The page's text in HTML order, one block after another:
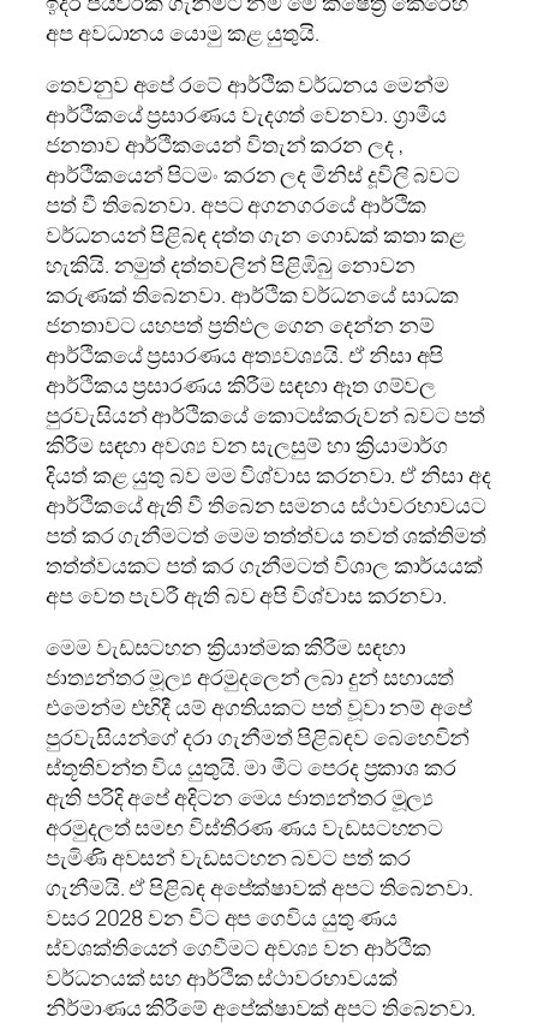
අප අවධානය යොමු කළ යුතුයි.
තෙවනුව අපේ රටේ ආර්ථික වර්ධනය මෙන්ම
ආර්ථිකයේ ප්‍රසාරණය වැදගත් වෙනවා. ග්‍රාමීය
ජනතාව ආර්ථිකයෙන් විතැන් කරන ලද ,
ආර්ථිකයෙන් පිටමං කරන ලද මිනිස් දූවිලි බවට
පත් වී තිබෙනවා. අපට අගනගරයේ ආර්ථික
වර්ධනයන් පිළිබඳ දත්ත ගැන ගොඩක් කතා කළ
හැකියි. නමුත් දත්තවලින් පිළිඹිබු නොවන
කරුණක් තිබෙනවා. ආර්ථික වර්ධනයේ සාධක
ජනතාවට යහපත් ප්‍රතිඵල ගෙන දෙන්න නම්
ආර්ථිකයේ ප්‍රසාරණය අත්‍යවශ්‍යයි. ඒ නිසා අපි
ආර්ථිකය ප්‍රසාරණය කිරීම සඳහා ඈත ගම්වල
පුරවැසියන් ආර්ථිකයේ කොටස්කරුවන් බවට පත්
කිරීම සඳහා අවශ්‍ය වන සැලසුම් හා ක්‍රියාමාර්ග
දියත් කළ යුතු බව මම විශ්වාස කරනවා. ඒ නිසා අද
ආර්ථිකයේ ඇති වී තිබෙන සමනය ස්ථාවරභාවයට
පත් කර ගැනීමටත් මෙම තත්ත්වය තවත් ශක්තිමත්
තත්ත්වයකට පත් කර ගැනීමටත් විශාල කාර්යයක්
අප වෙත පැවරී ඇති බව අපි විශ්වාස කරනවා.
මෙම වැඩසටහන ක්‍රියාත්මක කිරීම සඳහා
ජාත්‍යන්තර මූල්‍ය අරමුදලෙන් ලබා දුන් සහායත්
එමෙන්ම එහිදී යම් අගතියකට පත් වූවා නම් අපේ
පුරවැසියන්ගේ දරා ගැනීමත් පිළිබඳව බෙහෙවින්
ස්තූතිවන්ත විය යුතුයි. මා මීට පෙරද ප්‍රකාශ කර
ඇති පරිදි අපේ අදිටන මෙය ජාත්‍යන්තර මූල්‍ය
අරමුදලත් සමඟ විස්තීරණ ණය වැඩසටහනට
පැමිණි අවසන් වැඩසටහන බවට පත් කර
ගැනීමයි. ඒ පිළිබඳ අපේක්ෂාවක් අපට තිබෙනවා.
වසර 2028 වන විට අප ගෙවිය යුතු ණය
ස්වශක්තියෙන් ගෙවීමට අවශ්‍ය වන ආර්ථික
වර්ධනයක් සහ ආර්ථික ස්ථාවරභාවයක්
නිර්මාණය කිරීමේ අපේක්ෂාවක් අපට තිබෙනවා.